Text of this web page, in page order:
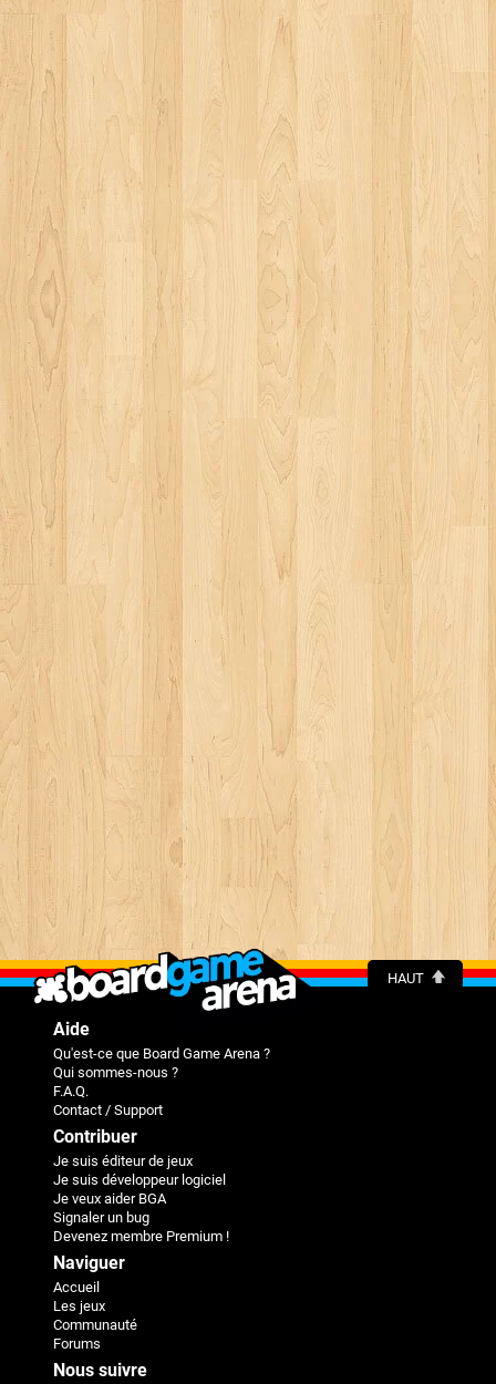
HAUT
Aide
Qu'est-ce que Board Game Arena ?
Qui sommes-nous ?
F.A.Q.
Contact / Support
Contribuer
Je suis éditeur de jeux
Je suis développeur logiciel
Je veux aider BGA
Signaler un bug
Devenez membre Premium !
Naviguer
Accueil
Les jeux
Communauté
Forums
Nous suivre